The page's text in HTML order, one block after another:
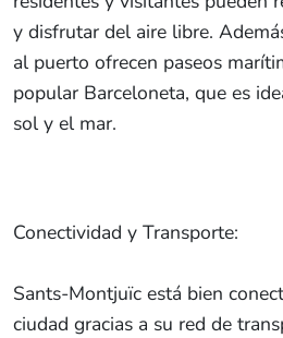
y disfrutar del aire libre.
al puerto ofrecen paseos
popular Barceloneta, que es
sol y el mar.
Conectividad y Transporte:
Sants-Montjuïc está bien
ciudad gracias a su red de